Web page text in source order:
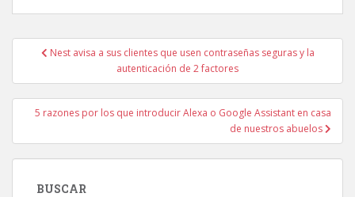
Navegación
entradas
Nest avisa a sus clientes que usen contraseñas seguras y la
autenticación de 2 factores
5 razones por los que introducir Alexa o Google Assistant en casa
de nuestros abuelos
BUSCAR